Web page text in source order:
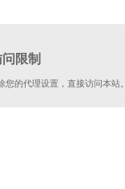
限制
的代理设置，直接访问本站。